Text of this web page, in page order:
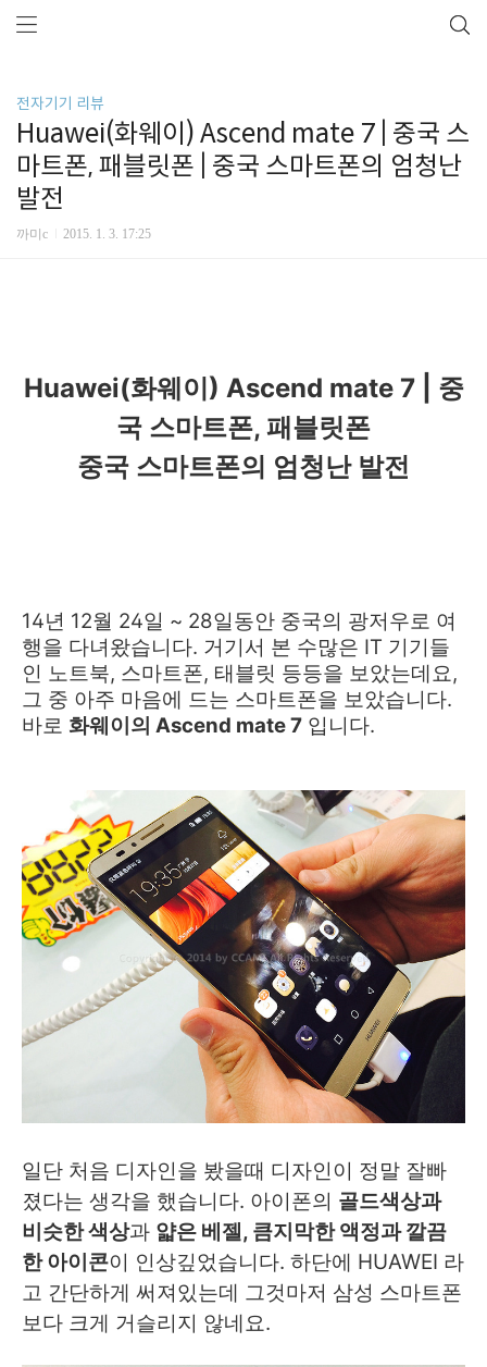
전자기기 리뷰
Huawei(화웨이) Ascend mate 7 | 중국 스
마트폰, 패블릿폰 | 중국 스마트폰의 엄청난
발전
까미c 2015. 1. 3. 17:25
Huawei(화웨이) Ascend mate 7 | 중
국 스마트폰, 패블릿폰
중국 스마트폰의 엄청난 발전
14년 12월 24일 ~ 28일동안 중국의 광저우로 여
행을 다녀왔습니다. 거기서 본 수많은 IT 기기들
인 노트북, 스마트폰, 태블릿 등등을 보았는데요,
그 중 아주 마음에 드는 스마트폰을 보았습니다.
바로 화웨이의 Ascend mate 7 입니다.
일단 처음 디자인을 봤을때 디자인이 정말 잘빠
졌다는 생각을 했습니다. 아이폰의 골드색상과
비슷한 색상과 얇은 베젤, 큼지막한 액정과 깔끔
한 아이콘이 인상깊었습니다. 하단에 HUAWEI 라
고 간단하게 써져있는데 그것마저 삼성 스마트폰
보다 크게 거슬리지 않네요.